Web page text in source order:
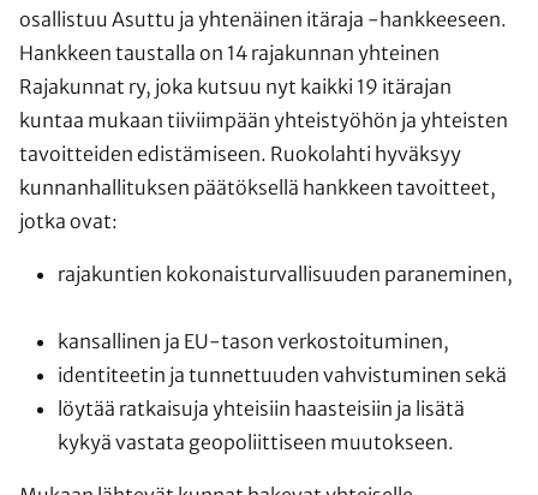
osallistuu Asuttu ja yhtenäinen itäraja -hankkeeseen.
Hankkeen taustalla on 14 rajakunnan yhteinen
Rajakunnat ry, joka kutsuu nyt kaikki 19 itärajan
kuntaa mukaan tiiviimpään yhteistyöhön ja yhteisten
tavoitteiden edistämiseen. Ruokolahti hyväksyy
kunnanhallituksen päätöksellä hankkeen tavoitteet,
jotka ovat:
rajakuntien kokonaisturvallisuuden paraneminen,
kansallinen ja EU-tason verkostoituminen,
identiteetin ja tunnettuuden vahvistuminen sekä
löytää ratkaisuja yhteisiin haasteisiin ja lisätä
kykyä vastata geopoliittiseen muutokseen.